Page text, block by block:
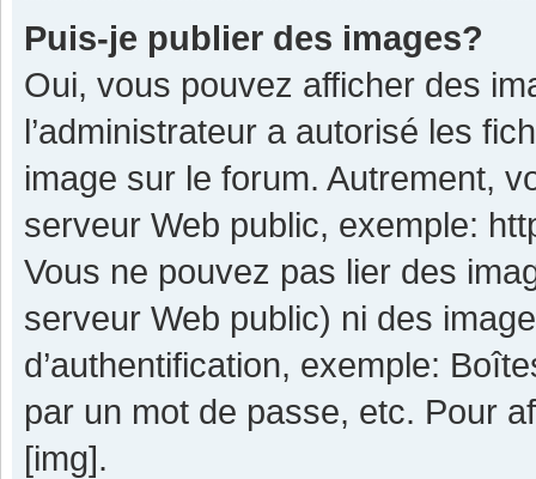
Puis-je publier des images?
Oui, vous pouvez afficher des
l’administrateur a autorisé les
image sur le forum. Autrement,
serveur Web public, exemple:
Vous ne pouvez pas lier des
serveur Web public) ni des
d’authentification, exemple:
par un mot de passe, etc. Pour
[img].